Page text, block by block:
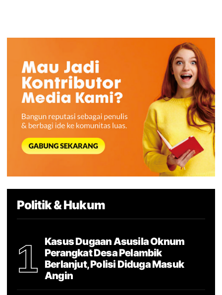
Politik & Hukum
1
Kasus Dugaan Asusila Oknum
Perangkat Desa Pelambik
Berlanjut, Polisi Diduga Masuk
Angin